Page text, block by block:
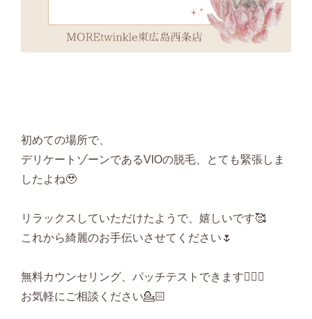
初めての場所で、
デリケートゾーンであるVIOの脱毛、とても緊張しま
したよね🥹
リラックスしていただけたようで、嬉しいです🥰
これから綺麗のお手伝いさせてください🌷
無料カウンセリング、パッチテストできます🙆🏻‍♀️
お気軽にご相談ください💁🏻